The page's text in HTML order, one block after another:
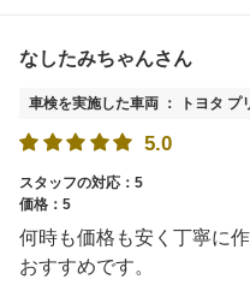
なしたみちゃんさん
車検を実施した車両 ： トヨタ プ
5.0
スタッフの対応：5
価格：5
何時も価格も安く丁寧に
おすすめです。